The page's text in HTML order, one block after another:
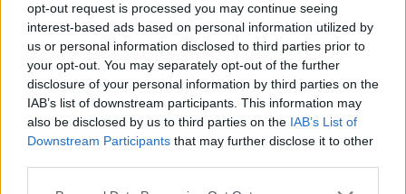
opt-out request is processed you may continue seeing
interest-based ads based on personal information utilized by
us or personal information disclosed to third parties prior to
your opt-out. You may separately opt-out of the further
disclosure of your personal information by third parties on the
IAB’s list of downstream participants. This information may
also be disclosed by us to third parties on the IAB’s List of
Downstream Participants that may further disclose it to other